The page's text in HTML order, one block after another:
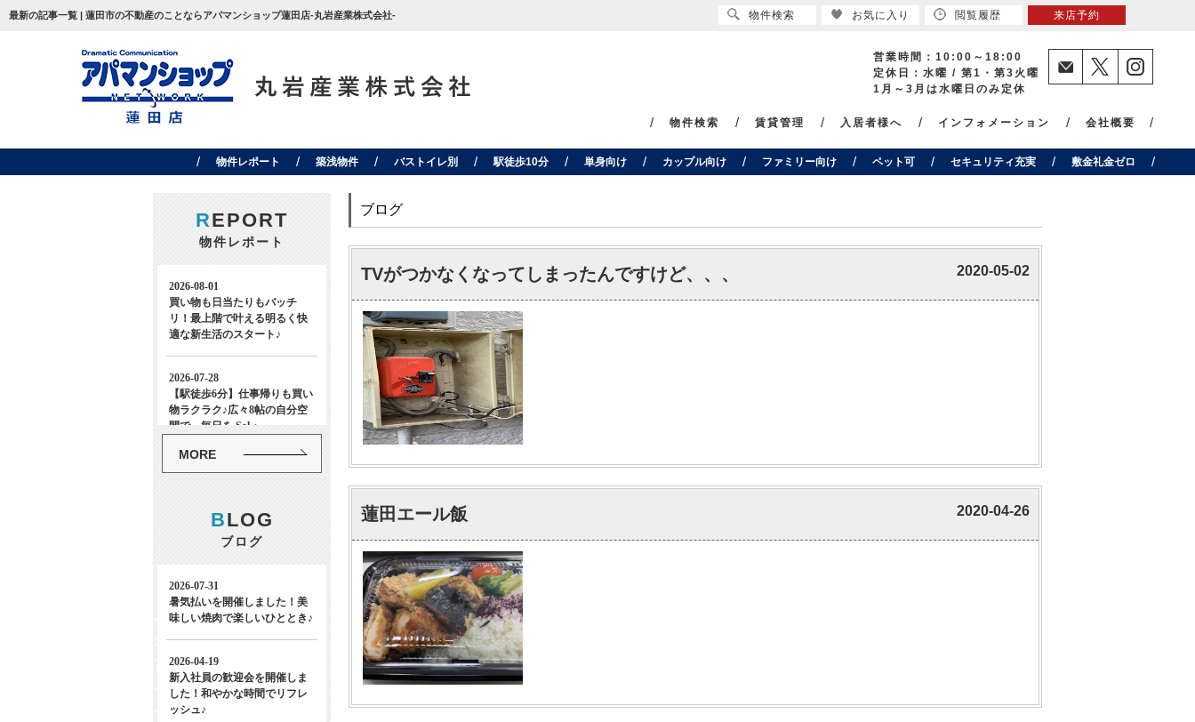
最新の記事一覧 | 蓮田市の不動産のことならアパマンショップ蓮田店-丸岩産業株式会社-
営業時間：10:00～18:00
定休日：水曜 / 第1・第3火曜
1月～3月は水曜日のみ定休
物件検索 賃貸管理 入居者様へ インフォメーション 会社概要
物件レポート 築浅物件 バストイレ別 駅徒歩10分 単身向け カップル向け ファミリー向け ペット可 セキュリティ充実 敷金礼金ゼロ
ブログ
TVがつかなくなってしまったんですけど、、、 2020-05-02
蓮田エール飯 2020-04-26
REPORT
物件レポート
MORE
BLOG
ブログ
イ
ン
物件検索 お気に入り 閲覧履歴 来店予約